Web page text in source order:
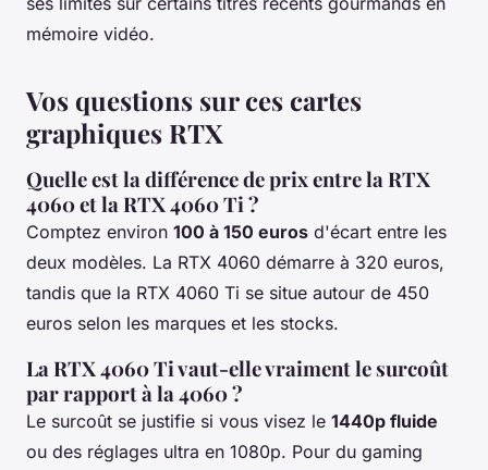
mémoire vidéo.
Vos questions sur ces cartes
graphiques RTX
Quelle est la différence de prix entre la RTX
4060 et la RTX 4060 Ti ?
Comptez environ 100 à 150 euros d'écart entre les
deux modèles. La RTX 4060 démarre à 320 euros,
tandis que la RTX 4060 Ti se situe autour de 450
euros selon les marques et les stocks.
La RTX 4060 Ti vaut-elle vraiment le surcoût
par rapport à la 4060 ?
Le surcoût se justifie si vous visez le 1440p fluide
ou des réglages ultra en 1080p. Pour du gaming